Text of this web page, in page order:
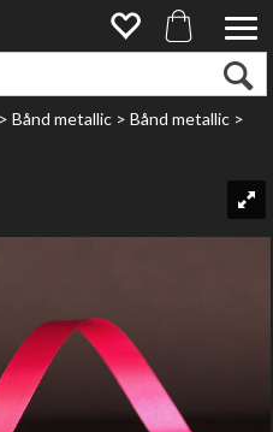
Bånd metallic>Bånd metallic>